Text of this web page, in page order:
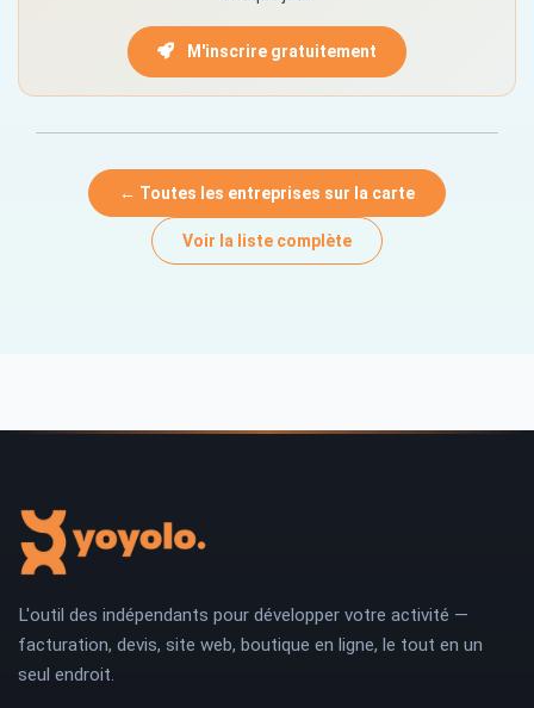
M'inscrire gratuitement
← Toutes les entreprises sur la carte
Voir la liste complète
L'outil des indépendants pour développer votre activité —
facturation, devis, site web, boutique en ligne, le tout en un
seul endroit.